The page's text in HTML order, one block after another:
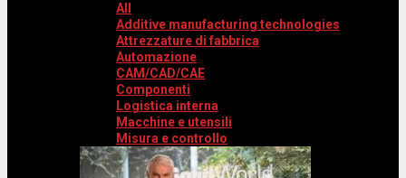
All
Additive manufacturing technologies
Attrezzature di fabbrica
Automazione
CAM/CAD/CAE
Componenti
Logistica interna
Macchine e utensili
Misura e controllo